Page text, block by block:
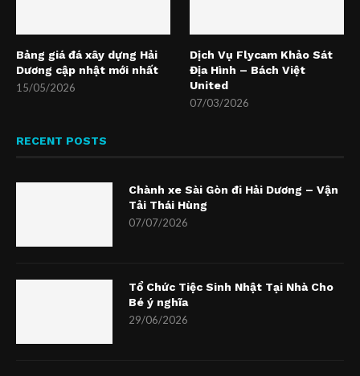
Bảng giá đá xây dựng Hải
Dương cập nhật mới nhất
15/05/2026
Dịch Vụ Flycam Khảo Sát
Địa Hình – Bách Việt
United
07/03/2026
RECENT POSTS
Chành xe Sài Gòn đi Hải Dương – Vận
Tải Thái Hùng
07/07/2026
Tổ Chức Tiệc Sinh Nhật Tại Nhà Cho
Bé ý nghĩa
29/06/2026